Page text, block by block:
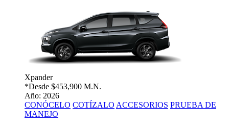
Xpander
*Desde $453,900 M.N.
Año: 2026
CONÓCELO COTÍZALO ACCESORIOS PRUEBA DE
MANEJO